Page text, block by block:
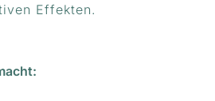
Effekten.